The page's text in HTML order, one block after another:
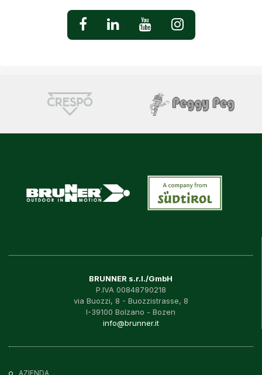
BRUNNER s.r.l./GmbH
P.IVA 00848790218
via Buozzi, 8 - Buozzistrasse, 8
I-39100 Bolzano - Bozen
info@brunner.it
AZIENDA